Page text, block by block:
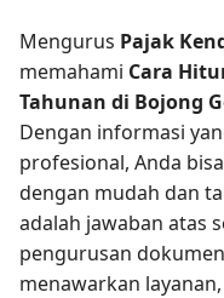
Mengurus Pajak
memahami Cara
Tahunan di Bojong
Dengan informasi
profesional, Anda
dengan mudah dan
adalah jawaban atas
pengurusan
menawarkan